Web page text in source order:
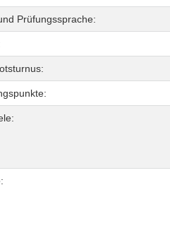
Prüfungssprache: